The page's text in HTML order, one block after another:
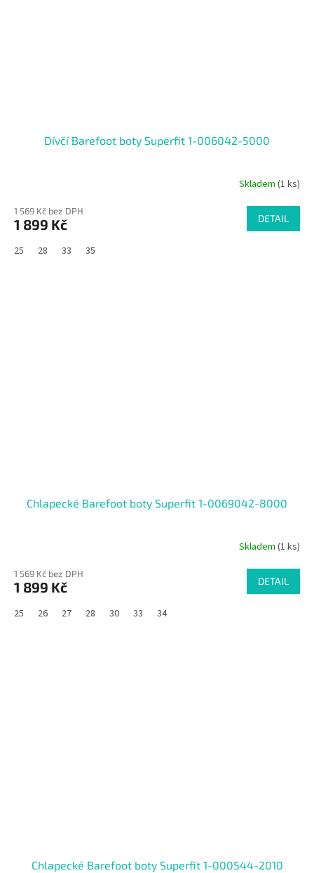
Dívčí Barefoot boty Superfit 1-006042-5000
Skladem (1 ks)
1 569 Kč bez DPH
1 899 Kč DETAIL
25 28 33 35
Chlapecké Barefoot boty Superfit 1-0069042-8000
Skladem (1 ks)
1 569 Kč bez DPH
1 899 Kč DETAIL
25 26 27 28 30 33 34
Chlapecké Barefoot boty Superfit 1-000544-2010